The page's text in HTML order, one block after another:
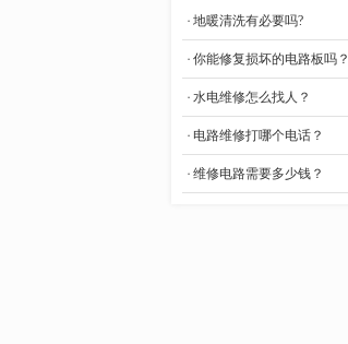
地暖清洗有必要吗?
你能修复损坏的电路板吗？
水电维修怎么找人？
电路维修打哪个电话？
维修电路需要多少钱？